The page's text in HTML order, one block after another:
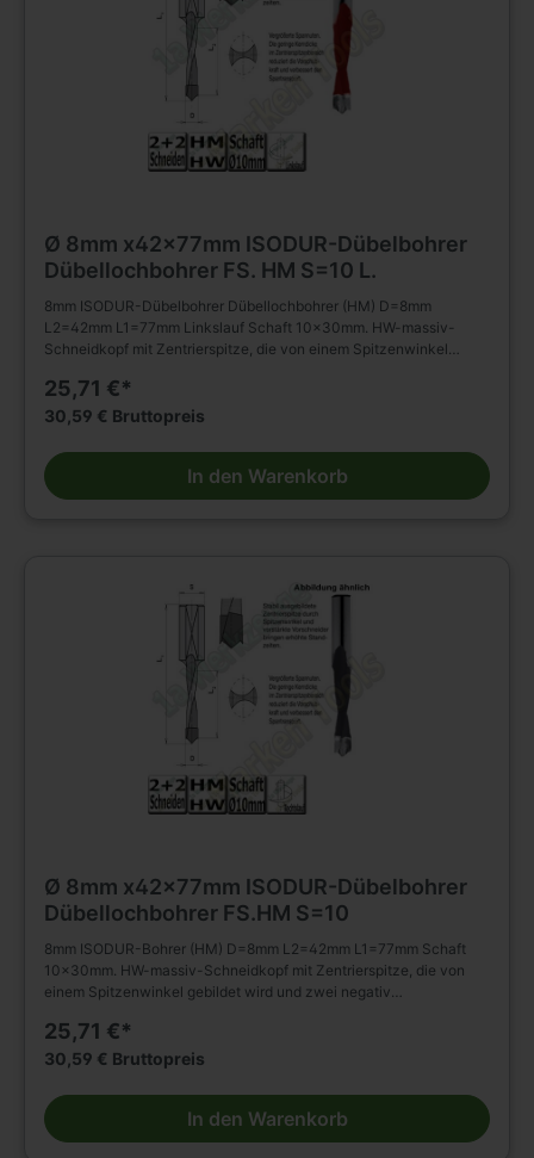
Ø 8mm x42x77mm ISODUR-Dübelbohrer
Dübellochbohrer FS. HM S=10 L.
8mm ISODUR-Dübelbohrer Dübellochbohrer (HM) D=8mm
L2=42mm L1=77mm Linkslauf Schaft 10x30mm. HW-massiv-
Schneidkopf mit Zentrierspitze, die von einem Spitzenwinkel
Vergrößerte Spannuten. Spiralteil kunststoffbeschichtet.
Zylinderschaft mit Spannfläche und Tiefeneinstellschraube. Zum
Dübelbohrmaschinen und CNC Maschinen. Zum Bohren von
Sacklöchern in Massivholz, Holz- und Plattenwerkstoffen u.s.w. ,
auch in beschichteter Ausführung. Verbesserte Standzeiten durch
25,71 €*
30,59 € Bruttopreis
In den Warenkorb
Ø 8mm x42x77mm ISODUR-Dübelbohrer
Dübellochbohrer FS.HM S=10
8mm ISODUR-Bohrer (HM) D=8mm L2=42mm L1=77mm Schaft
10x30mm. HW-massiv-Schneidkopf mit Zentrierspitze, die von
einem Spitzenwinkel gebildet wird und zwei negativ
kunststoffbeschichtet. Zylinderschaft mit Spannfläche und
Tiefeneinstellschraube. Zum Einsatz in Spannfuttern,
Maschinen. Zum Bohren von Sacklöchern in Massivholz, Holz-
und Plattenwerkstoffen u.s.w. , auch in beschichteter Ausführung.
Verbesserte Standzeiten durch Optimierung der HW-Qualität, der
25,71 €*
30,59 € Bruttopreis
In den Warenkorb